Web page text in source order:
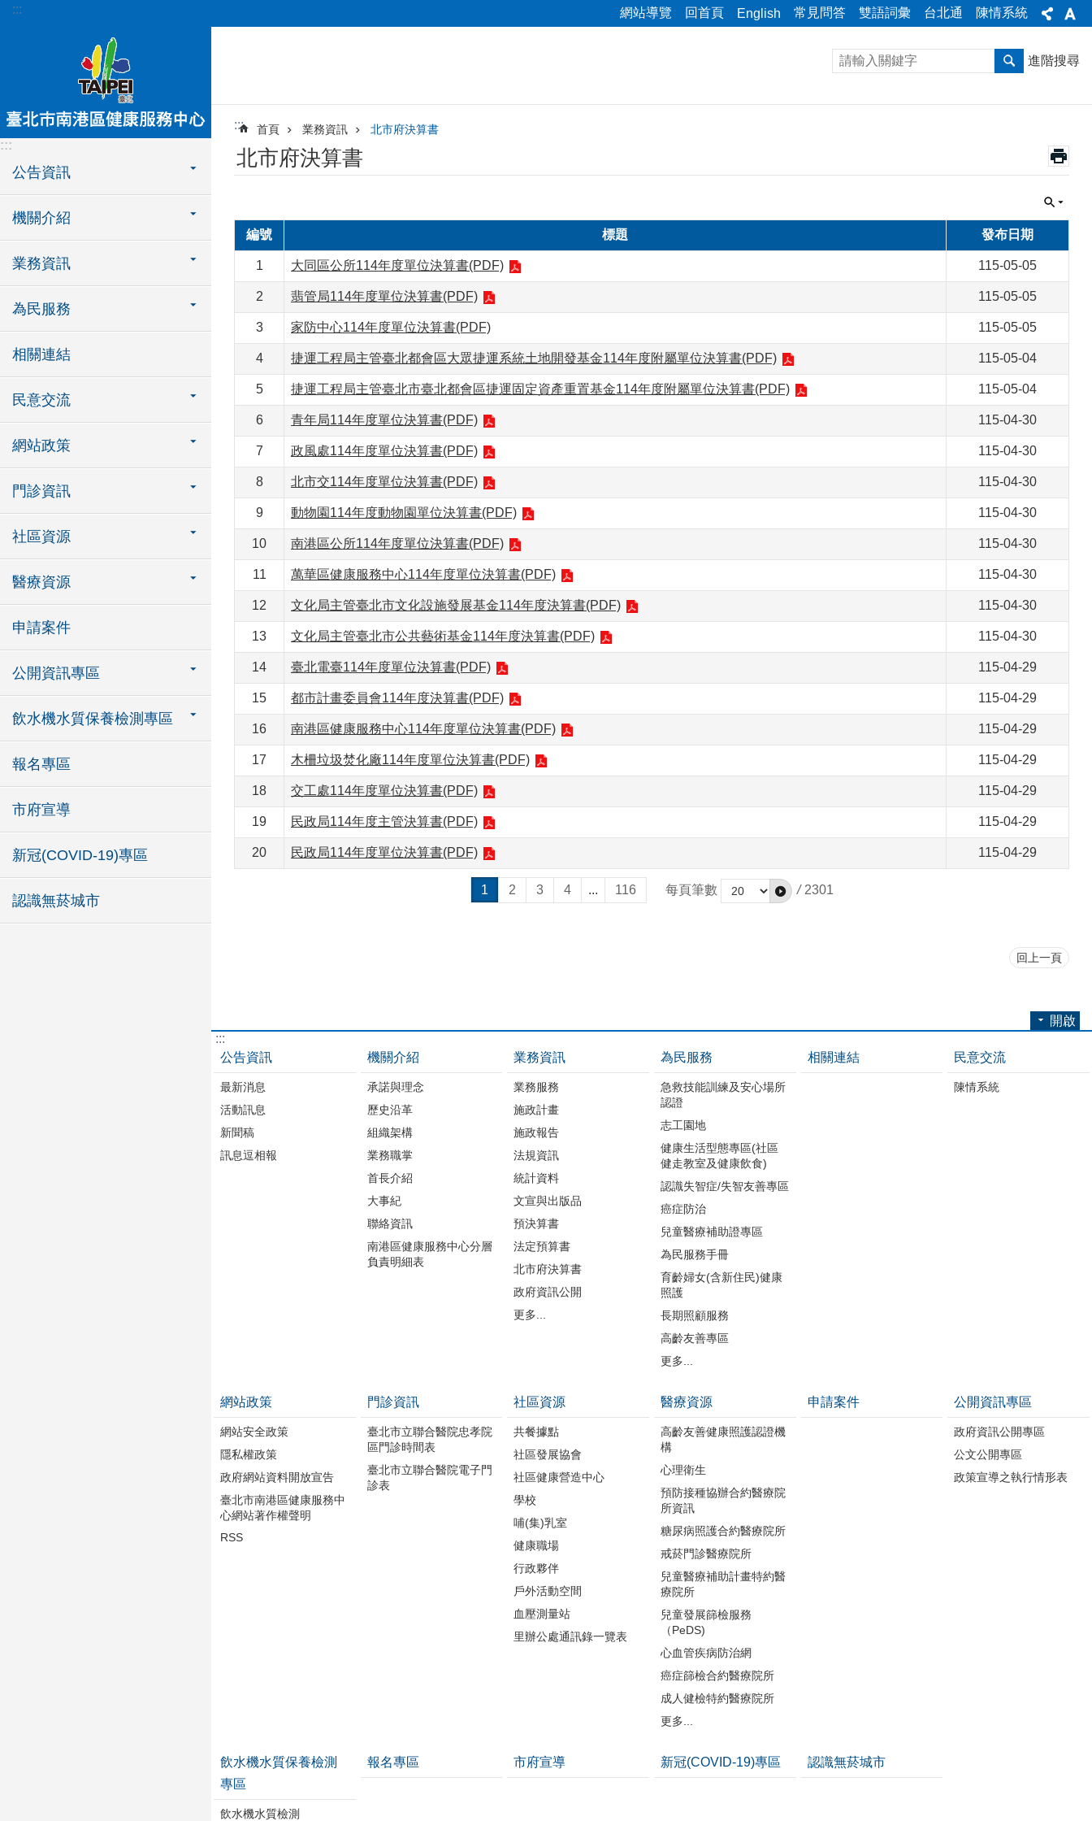
跳到主要內容區塊
::: 網站導覽 回首頁 English 常見問答 雙語詞彙 台北通 陳情系統
:::
公告資訊
機關介紹
業務資訊
為民服務
相關連結
民意交流
網站政策
門診資訊
社區資源
醫療資源
申請案件
公開資訊專區
飲水機水質保養檢測專區
報名專區
市府宣導
新冠(COVID-19)專區
認識無菸城市
進階搜尋
::: 首頁 業務資訊 北市府決算書
北市府決算書
編號 標題 發布日期
1 大同區公所114年度單位決算書(PDF) 115-05-05
2 翡管局114年度單位決算書(PDF) 115-05-05
3 家防中心114年度單位決算書(PDF) 115-05-05
4 捷運工程局主管臺北都會區大眾捷運系統土地開發基金114年度附屬單位決算書(PDF) 115-05-04
5 捷運工程局主管臺北市臺北都會區捷運固定資產重置基金114年度附屬單位決算書(PDF) 115-05-04
6 青年局114年度單位決算書(PDF) 115-04-30
7 政風處114年度單位決算書(PDF) 115-04-30
8 北市交114年度單位決算書(PDF) 115-04-30
9 動物園114年度動物園單位決算書(PDF) 115-04-30
10 南港區公所114年度單位決算書(PDF) 115-04-30
11 萬華區健康服務中心114年度單位決算書(PDF) 115-04-30
12 文化局主管臺北市文化設施發展基金114年度決算書(PDF) 115-04-30
13 文化局主管臺北市公共藝術基金114年度決算書(PDF) 115-04-30
14 臺北電臺114年度單位決算書(PDF) 115-04-29
15 都市計畫委員會114年度決算書(PDF) 115-04-29
16 南港區健康服務中心114年度單位決算書(PDF) 115-04-29
17 木柵垃圾焚化廠114年度單位決算書(PDF) 115-04-29
18 交工處114年度單位決算書(PDF) 115-04-29
19 民政局114年度主管決算書(PDF) 115-04-29
20 民政局114年度單位決算書(PDF) 115-04-29
1 2 3 4 ... 116 每頁筆數 / 2301
回上一頁
開啟
:::
公告資訊
最新消息
活動訊息
新聞稿
訊息逗相報
機關介紹
承諾與理念
歷史沿革
組織架構
業務職掌
首長介紹
大事紀
聯絡資訊
南港區健康服務中心分層
負責明細表
業務資訊
業務服務
施政計畫
施政報告
法規資訊
統計資料
文宣與出版品
預決算書
法定預算書
北市府決算書
政府資訊公開
更多...
為民服務
急救技能訓練及安心場所
認證
志工園地
健康生活型態專區(社區
健走教室及健康飲食)
認識失智症/失智友善專區
癌症防治
兒童醫療補助證專區
為民服務手冊
育齡婦女(含新住民)健康
照護
長期照顧服務
高齡友善專區
更多...
相關連結 民意交流
陳情系統
網站政策
網站安全政策
隱私權政策
政府網站資料開放宣告
臺北市南港區健康服務中
心網站著作權聲明
RSS
門診資訊
臺北市立聯合醫院忠孝院
區門診時間表
臺北市立聯合醫院電子門
診表
社區資源
共餐據點
社區發展協會
社區健康營造中心
學校
哺(集)乳室
健康職場
行政夥伴
戶外活動空間
血壓測量站
里辦公處通訊錄一覽表
醫療資源
高齡友善健康照護認證機
構
心理衛生
預防接種協辦合約醫療院
所資訊
糖尿病照護合約醫療院所
戒菸門診醫療院所
兒童醫療補助計畫特約醫
療院所
兒童發展篩檢服務
（PeDS)
心血管疾病防治網
癌症篩檢合約醫療院所
成人健檢特約醫療院所
更多...
申請案件 公開資訊專區
政府資訊公開專區
公文公開專區
政策宣導之執行情形表
飲水機水質保養檢測
專區
飲水機水質檢測
報名專區 市府宣導 新冠(COVID-19)專區 認識無菸城市